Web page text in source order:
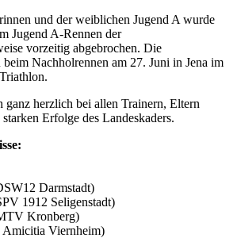
und der weiblichen Jugend A wurde
Jugend A-Rennen der
vorzeitig abgebrochen. Die
Nachholrennen am 27. Juni in Jena im
herzlich bei allen Trainern, Eltern
Erfolge des Landeskaders.
Darmstadt)
1912 Seligenstadt)
Kronberg)
Viernheim)